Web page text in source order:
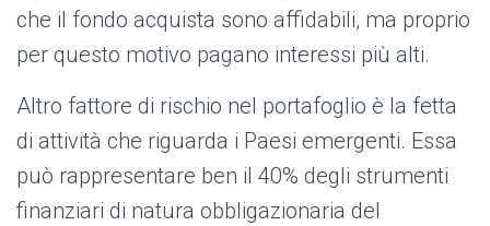
che il fondo acquista sono affidabili, ma proprio
per questo motivo pagano interessi più alti.
Altro fattore di rischio nel portafoglio è la fetta
di attività che riguarda i Paesi emergenti. Essa
può rappresentare ben il 40% degli strumenti
finanziari di natura obbligazionaria del